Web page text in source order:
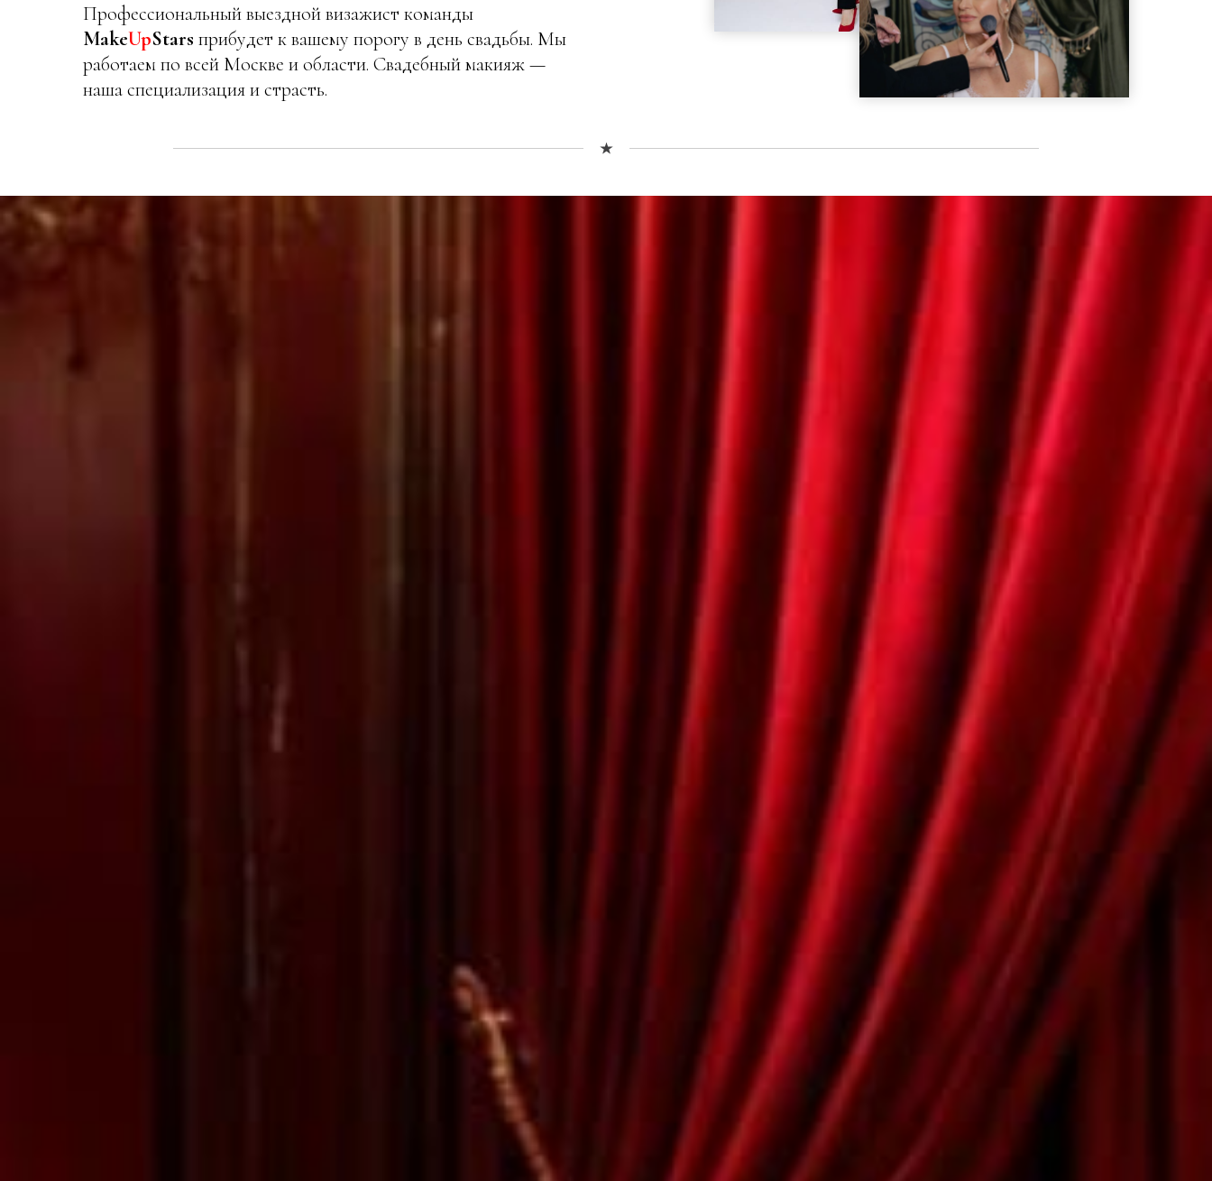
Профессиональный выездной визажист команды
MakeUpStars прибудет к вашему порогу в день свадьбы. Мы
работаем по всей Москве и области. Свадебный макияж —
наша специализация и страсть.